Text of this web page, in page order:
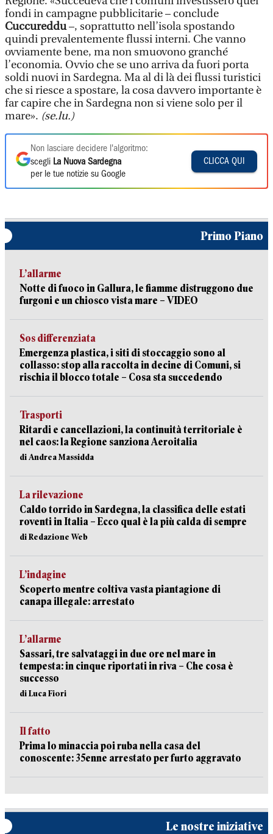
fondi in campagne pubblicitarie – conclude
Cuccureddu–, soprattutto nell’isola spostando
quindi prevalentemente flussi interni. Che vanno
ovviamente bene, ma non smuovono granché
l’economia. Ovvio che se uno arriva da fuori porta
soldi nuovi in Sardegna. Ma al di là dei flussi turistici
che si riesce a spostare, la cosa davvero importante è
far capire che in Sardegna non si viene solo per il
mare». (se.lu.)
Non lasciare decidere l'algoritmo:
scegli La Nuova Sardegna
per le tue notizie su Google
CLICCA QUI
Primo Piano
L’allarme
Notte di fuoco in Gallura, le fiamme distruggono due
furgoni e un chiosco vista mare – VIDEO
Sos differenziata
Emergenza plastica, i siti di stoccaggio sono al
collasso: stop alla raccolta in decine di Comuni, si
rischia il blocco totale – Cosa sta succedendo
Trasporti
Ritardi e cancellazioni, la continuità territoriale è
nel caos: la Regione sanziona Aeroitalia
di Andrea Massidda
La rilevazione
Caldo torrido in Sardegna, la classifica delle estati
roventi in Italia – Ecco qual è la più calda di sempre
di Redazione Web
L’indagine
Scoperto mentre coltiva vasta piantagione di
canapa illegale: arrestato
L’allarme
Sassari, tre salvataggi in due ore nel mare in
tempesta: in cinque riportati in riva – Che cosa è
successo
di Luca Fiori
Il fatto
Prima lo minaccia poi ruba nella casa del
conoscente: 35enne arrestato per furto aggravato
Le nostre iniziative